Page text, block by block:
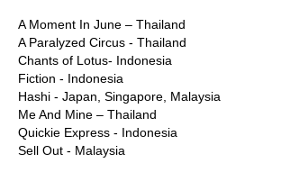
A Moment In June – Thailand
A Paralyzed Circus - Thailand
Chants of Lotus- Indonesia
Fiction - Indonesia
Hashi - Japan, Singapore, Malaysia
Me And Mine – Thailand
Quickie Express - Indonesia
Sell Out - Malaysia